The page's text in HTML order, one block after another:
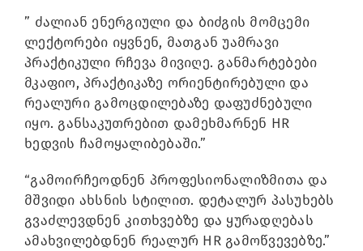
” ძალიან ენერგიული და ბიძგის მომცემი
ლექტორები იყვნენ, მათგან უამრავი
პრაქტიკული რჩევა მივიღე. განმარტებები
მკაფიო, პრაქტიკაზე ორიენტირებული და
რეალური გამოცდილებაზე დაფუძნებული
იყო. განსაკუთრებით დამეხმარნენ HR
ხედვის ჩამოყალიბებაში.”
“გამოირჩეოდნენ პროფესიონალიზმითა და
მშვიდი ახსნის სტილით. დეტალურ პასუხებს
გვაძლევდნენ კითხვებზე და ყურადღებას
ამახვილებდნენ რეალურ HR გამოწვევებზე.”